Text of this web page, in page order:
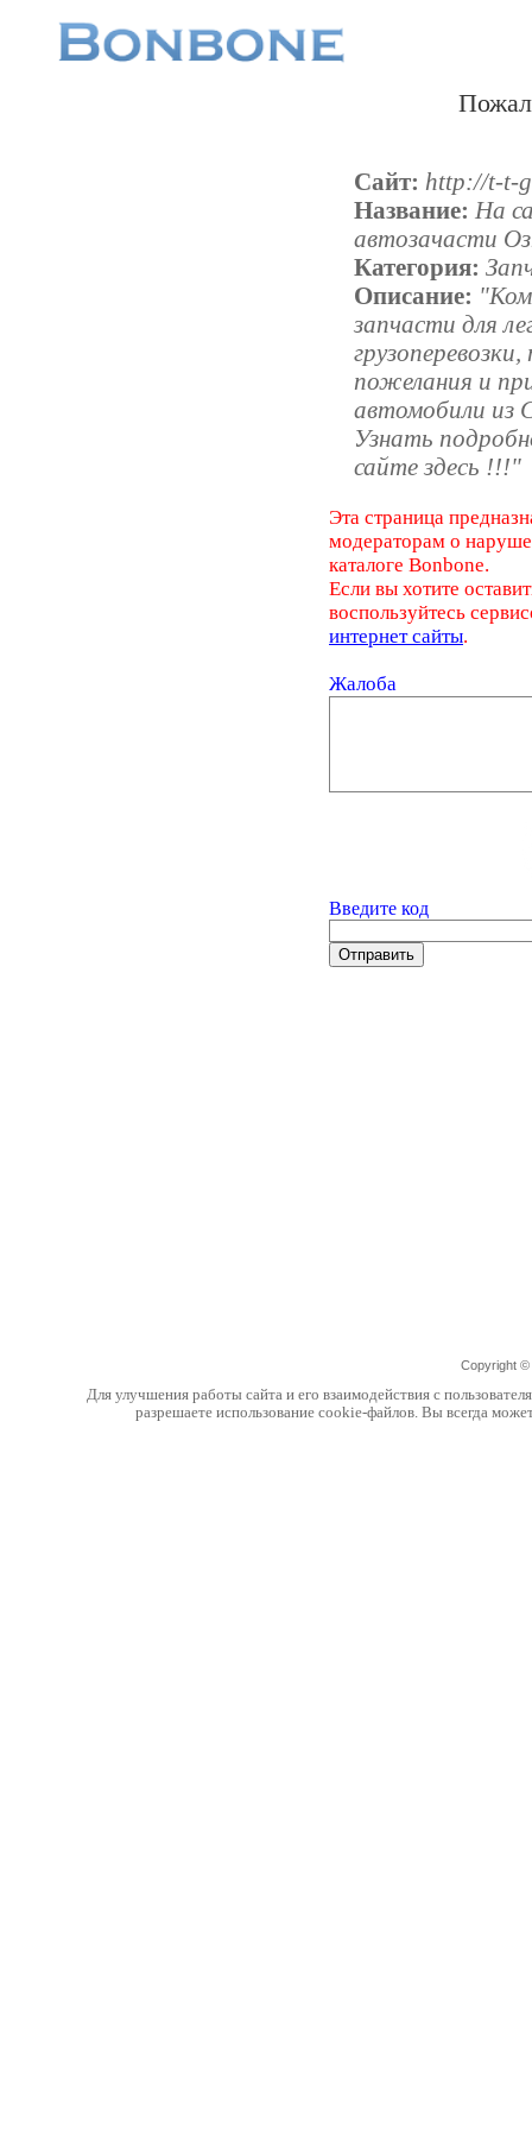
Сайт: http://t-t-
Название: На
автозачасти
Категория:
Описание:
запчасти для
пожелания и
автомобили из
Узнать
сайте здесь !!!"
Эта страница
модераторам о
каталоге Bonbone.
Если вы хотите
воспользуйтесь
интернет сайты.
Жалоба
Введите код
Copyright ©
Для улучшения работы сайта и его взаимодействия с
разрешаете использование cookie-файлов. Вы всегда